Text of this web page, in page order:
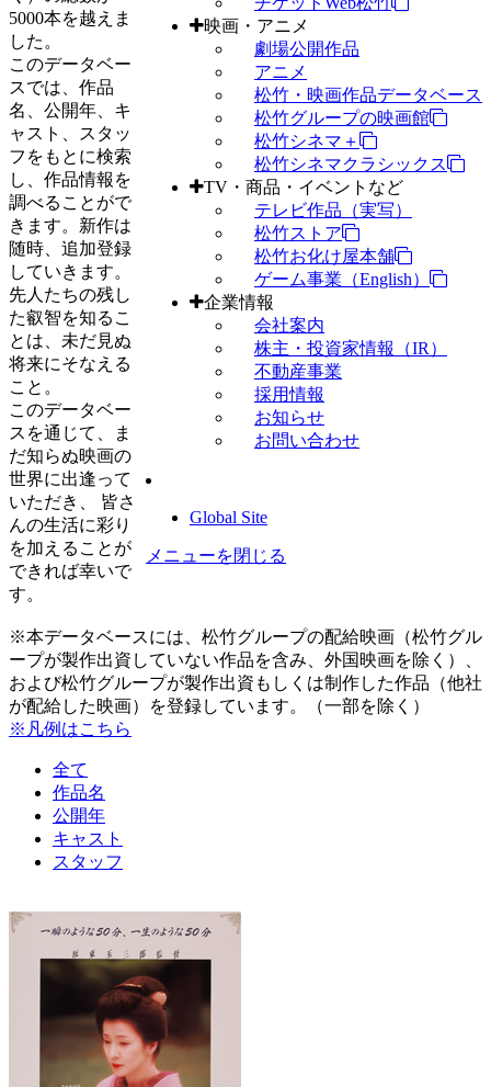
映画・アニメ
劇場公開作品
アニメ
松竹・映画作品データベース
松竹グループの映画館
松竹シネマ＋
松竹シネマクラシックス
TV・商品・イベントなど
テレビ作品（実写）
松竹ストア
松竹お化け屋本舗
ゲーム事業（English）
企業情報
会社案内
株主・投資家情報（IR）
不動産事業
採用情報
お知らせ
お問い合わせ
Global Site
メニューを閉じる
5000本を越えま
した。
このデータベー
スでは、作品
名、公開年、キ
ャスト、スタッ
フをもとに検索
し、作品情報を
調べることがで
きます。新作は
随時、追加登録
していきます。
先人たちの残し
た叡智を知るこ
とは、未だ見ぬ
将来にそなえる
こと。
このデータベー
スを通じて、ま
だ知らぬ映画の
世界に出逢って
いただき、 皆さ
んの生活に彩り
を加えることが
できれば幸いで
す。
※本データベースには、松竹グループの配給映画（松竹グル
ープが製作出資していない作品を含み、外国映画を除く）、
および松竹グループが製作出資もしくは制作した作品（他社
が配給した映画）を登録しています。（一部を除く）
※凡例はこちら
全て
作品名
公開年
キャスト
スタッフ